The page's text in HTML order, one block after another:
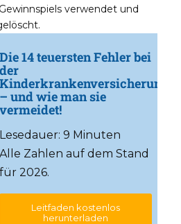
verwendet und
Die 14 teuersten Fehler bei
der
Kinderkrankenversicherung
– und wie man sie
vermeidet!
Lesedauer: 9 Minuten
Alle Zahlen auf dem Stand
für 2026.
Leitfaden kostenlos
herunterladen